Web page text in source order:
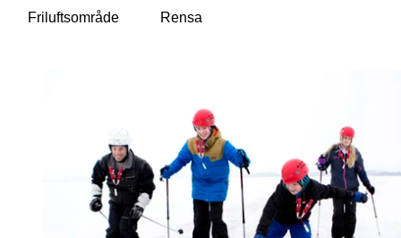
Friluftsområde Rensa